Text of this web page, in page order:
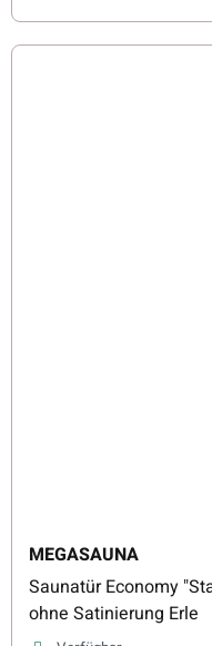
MEGASAUNA
Saunatür Economy "Standard" 70cm
ohne Satinierung Erle